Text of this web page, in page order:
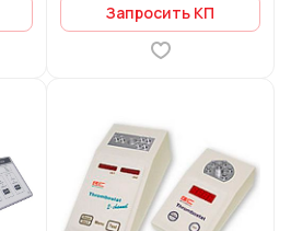
Запросить КП